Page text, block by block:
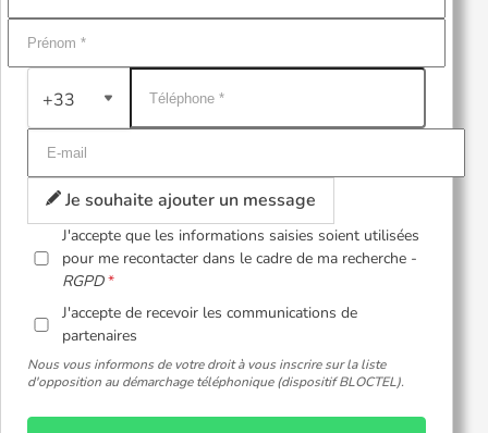
+33
Je souhaite ajouter un message
J'accepte que les informations saisies soient utilisées
pour me recontacter dans le cadre de ma recherche -
RGPD
J'accepte de recevoir les communications de
partenaires
Nous vous informons de votre droit à vous inscrire sur la liste
d'opposition au démarchage téléphonique (dispositif BLOCTEL).